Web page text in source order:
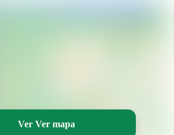
Ver Ver mapa